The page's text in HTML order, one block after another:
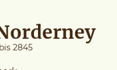
2845